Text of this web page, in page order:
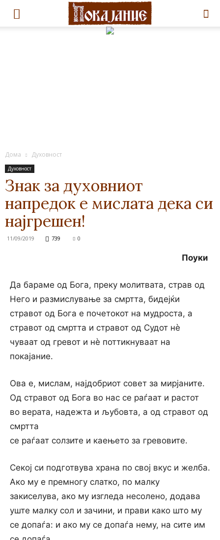
Дома Духовност
Духовност
Знак за духовниот
напредок е мислата дека си
најгрешен!
11/09/2019 739 0
Поуки
Да бараме од Бога, преку молитвата, страв од
Него и размислување за смртта, бидејќи
стравот од Бога е почетокот на мудроста, а
стравот од смртта и стравот од Судот нѐ
чуваат од гревот и нѐ поттикнуваат на
покајание.
Ова е, мислам, најдобриот совет за мирјаните.
Од стравот од Бога во нас се раѓаат и растот
во верата, надежта и љубовта, а од стравот од
смртта
се раѓаат солзите и каењето за гревовите.
Секој си подготвува храна по свој вкус и желба.
Ако му е премногу слатко, по малку
закиселува, ако му изгледа несолено, додава
уште малку сол и зачини, и прави како што му
се допаѓа: и ако му се допаѓа нему, на сите им